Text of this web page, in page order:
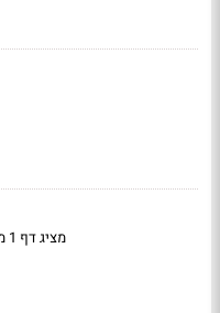
מציג דף 1 מתוך 3